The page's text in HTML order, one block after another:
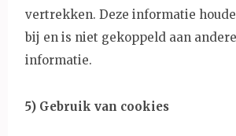
vertrekken. Deze informatie
bij en is niet gekoppeld aan
informatie.
5) Gebruik van cookies